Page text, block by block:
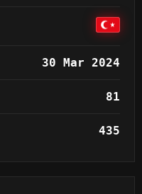
30 Mar 2024
81
435